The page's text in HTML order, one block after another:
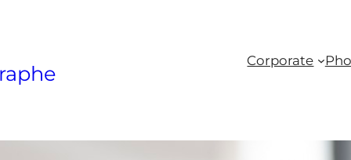
Corporate